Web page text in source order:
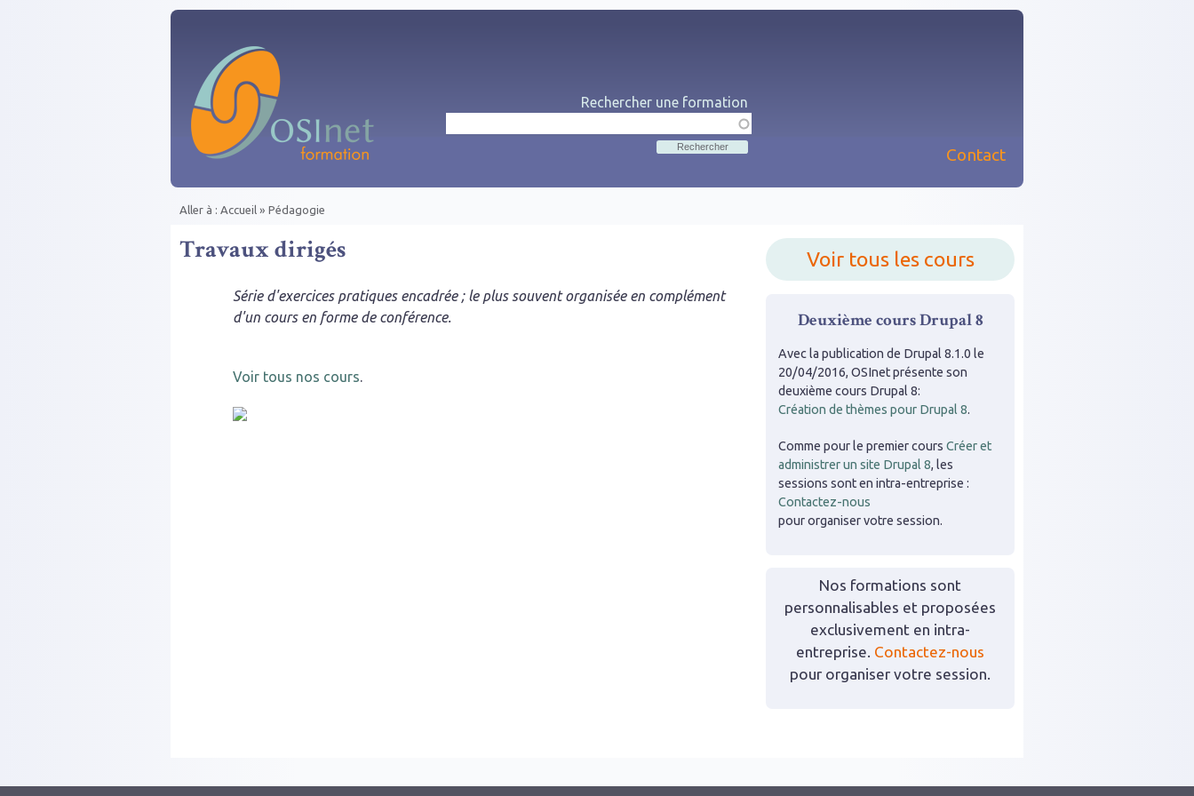
Rechercher une formation
Contact
Aller à : Accueil » Pédagogie
Travaux dirigés
Série d'exercices pratiques encadrée ; le plus souvent organisée en complément
d'un cours en forme de conférence.
Voir tous nos cours.
Voir tous les cours
Deuxième cours Drupal 8
Avec la publication de Drupal 8.1.0 le
20/04/2016, OSInet présente son
deuxième cours Drupal 8:
Création de thèmes pour Drupal 8.
Comme pour le premier coursCréer et
administrer un site Drupal 8, les
sessions sont en intra-entreprise :
Contactez-nous
pour organiser votre session.
Nos formations sont
personnalisables et proposées
exclusivement en intra-
entreprise. Contactez-nous
pour organiser votre session.